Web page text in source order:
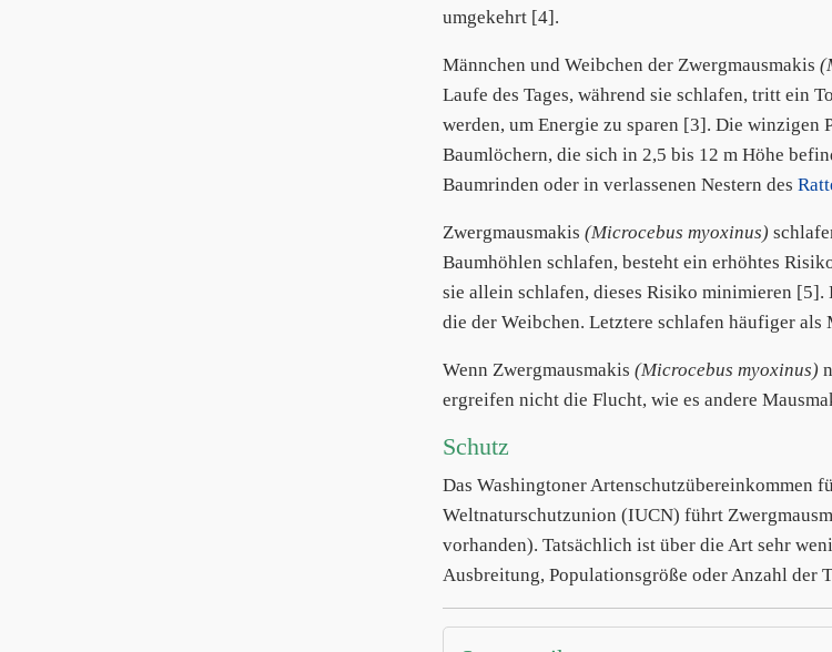
umgekehrt [4].
Männchen und Weibchen der Zwergmausmakis
Laufe des Tages, während sie schlafen, tritt ein
werden, um Energie zu sparen [3]. Die winzigen
Baumlöchern, die sich in 2,5 bis 12 m Höhe
Baumrinden oder in verlassenen Nestern des
Zwergmausmakis (Microcebus myoxinus)
Baumhöhlen schlafen, besteht ein erhöhtes
sie allein schlafen, dieses Risiko minimieren
die der Weibchen. Letztere schlafen häufiger als
Wenn Zwergmausmakis (Microcebus myoxinus)
ergreifen nicht die Flucht, wie es andere
Schutz
Das Washingtoner Artenschutzübereinkommen
Weltnaturschutzunion (IUCN) führt
vorhanden). Tatsächlich ist über die Art sehr
Ausbreitung, Populationsgröße oder Anzahl der